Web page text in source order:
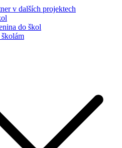
v dalších projektech
do škol